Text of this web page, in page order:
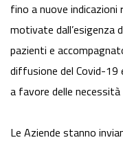
fino a nuove indicazioni
motivate dall’esigenza
pazienti e
diffusione del Covid-19
a favore delle
Le Aziende stanno